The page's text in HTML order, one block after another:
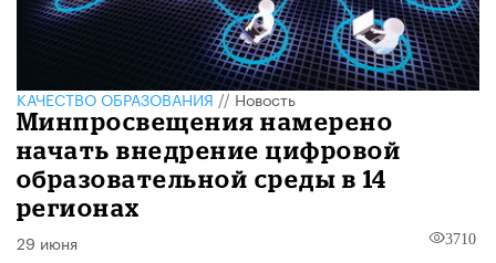
КАЧЕСТВО ОБРАЗОВАНИЯ//Новость
Минпросвещения намерено
начать внедрение цифровой
образовательной среды в 14
регионах
29 июня 3710